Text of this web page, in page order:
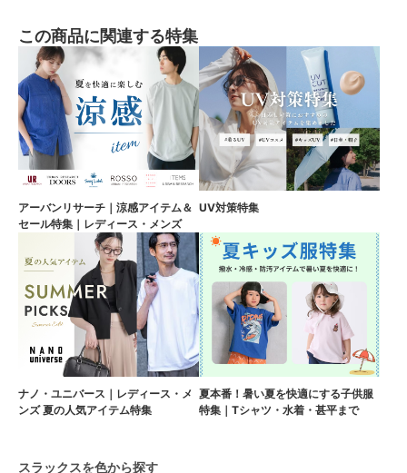
この商品に関連する特集
アーバンリサーチ｜涼感アイテム＆
セール特集｜レディース・メンズ
UV対策特集
ナノ・ユニバース｜レディース・メ
ンズ 夏の人気アイテム特集
夏本番！暑い夏を快適にする子供服
特集｜Tシャツ・水着・甚平まで
スラックスを色から探す